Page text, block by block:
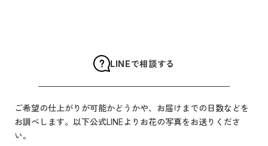
LINEで相談する
ご希望の仕上がりが可能かどうかや、お届けまでの日数などを
お調べします。以下公式LINEよりお花の写真をお送りくださ
い。